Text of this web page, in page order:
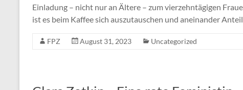
Einladung – nicht nur an Ältere – zum vierzehntägigen
ist es beim Kaffee sich auszutauschen und aneinander
FPZ August 31, 2023 Uncategorized